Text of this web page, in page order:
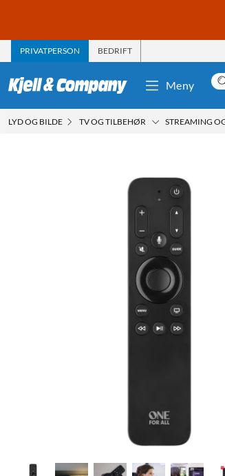
PRIVATPERSON BEDRIFT
Meny
LYD OG BILDE TV OG TILBEHØR STREAMING